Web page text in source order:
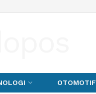
OTOMOTIF